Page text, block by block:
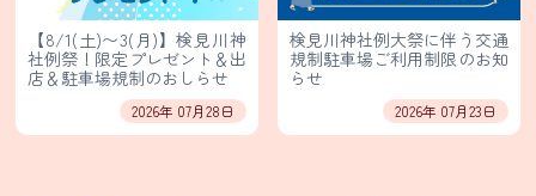
ン
ス
【8/1(土)〜3(月)】検見川神
社例祭！限定プレゼント＆出
店＆駐車場規制のおしらせ
2026年 07月28日
検見川神社例大祭に伴う交通
規制駐車場ご利用制限のお知
らせ
2026年 07月23日